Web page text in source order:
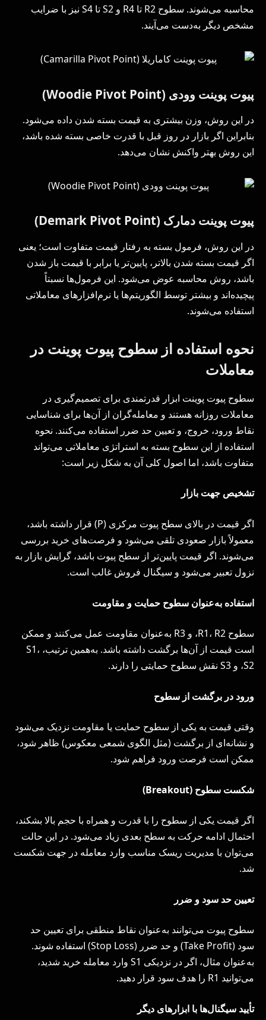
محاسبه می‌شوند. سطوح R2 تا R4 و S2 تا S4 نیز با ضرایب
مشخص دیگر به‌دست می‌آیند.
پیوت پوینت وودی (Woodie Pivot Point)
در این روش، وزن بیشتری به قیمت بسته شدن داده می‌شود.
بنابراین اگر بازار در روز قبل با قدرت خاصی بسته شده باشد،
این روش بهتر واکنش نشان می‌دهد.
پیوت پوینت دمارک (Demark Pivot Point
)
در این روش، فرمول بسته به رفتار قیمت متفاوت است؛ یعنی
اگر قیمت بسته شدن بالاتر، پایین‌تر یا برابر با قیمت باز شدن
باشد، روش محاسبه عوض می‌شود. این فرمول‌ها نسبتاً
پیچیده‌اند و بیشتر توسط الگوریتم‌ها یا نرم‌افزارهای معاملاتی
استفاده می‌شوند.
نحوه استفاده از سطوح پیوت پوینت در
معاملات
سطوح پیوت پوینت ابزار قدرتمندی برای تصمیم‌گیری در
معاملات روزانه هستند و معامله‌گران از آن‌ها برای شناسایی
نقاط ورود، خروج، و تعیین حد ضرر استفاده می‌کنند. نحوه
استفاده از این سطوح بسته به استراتژی معاملاتی می‌تواند
متفاوت باشد، اما اصول کلی آن به شکل زیر است:
تشخیص جهت بازار
اگر قیمت در بالای سطح پیوت مرکزی (P) قرار داشته باشد،
معمولاً بازار صعودی تلقی می‌شود و فرصت‌های خرید بررسی
می‌شوند. اگر قیمت پایین‌تر از سطح پیوت باشد، گرایش بازار به
نزول تعبیر می‌شود و سیگنال فروش غالب است.
استفاده به‌عنوان سطوح حمایت و مقاومت
سطوح R1، R2، و R3 به‌عنوان مقاومت عمل می‌کنند و ممکن
است قیمت از آن‌ها برگشت داشته باشد. به‌همین ترتیب، S1،
S2، و S3 نقش سطوح حمایتی را دارند.
ورود در برگشت از سطوح
وقتی قیمت به یکی از سطوح حمایت یا مقاومت نزدیک می‌شود
و نشانه‌ای از برگشت (مثل الگوی شمعی معکوس) ظاهر شود،
ممکن است فرصت ورود فراهم شود.
شکست سطوح (Breakout
)
اگر قیمت یکی از سطوح را با قدرت و همراه با حجم بالا بشکند،
احتمال ادامه حرکت به سطح بعدی زیاد می‌شود. در این حالت
می‌توان با مدیریت ریسک مناسب وارد معامله در جهت شکست
شد.
تعیین حد سود و ضرر
سطوح پیوت می‌توانند به‌عنوان نقاط منطقی برای تعیین حد
سود (Take Profit) و حد ضرر (Stop Loss) استفاده شوند.
به‌عنوان مثال، اگر در نزدیکی S1 وارد معامله خرید شدید،
می‌توانید R1 را هدف سود قرار دهید.
تأیید سیگنال‌ها با ابزارهای دیگر